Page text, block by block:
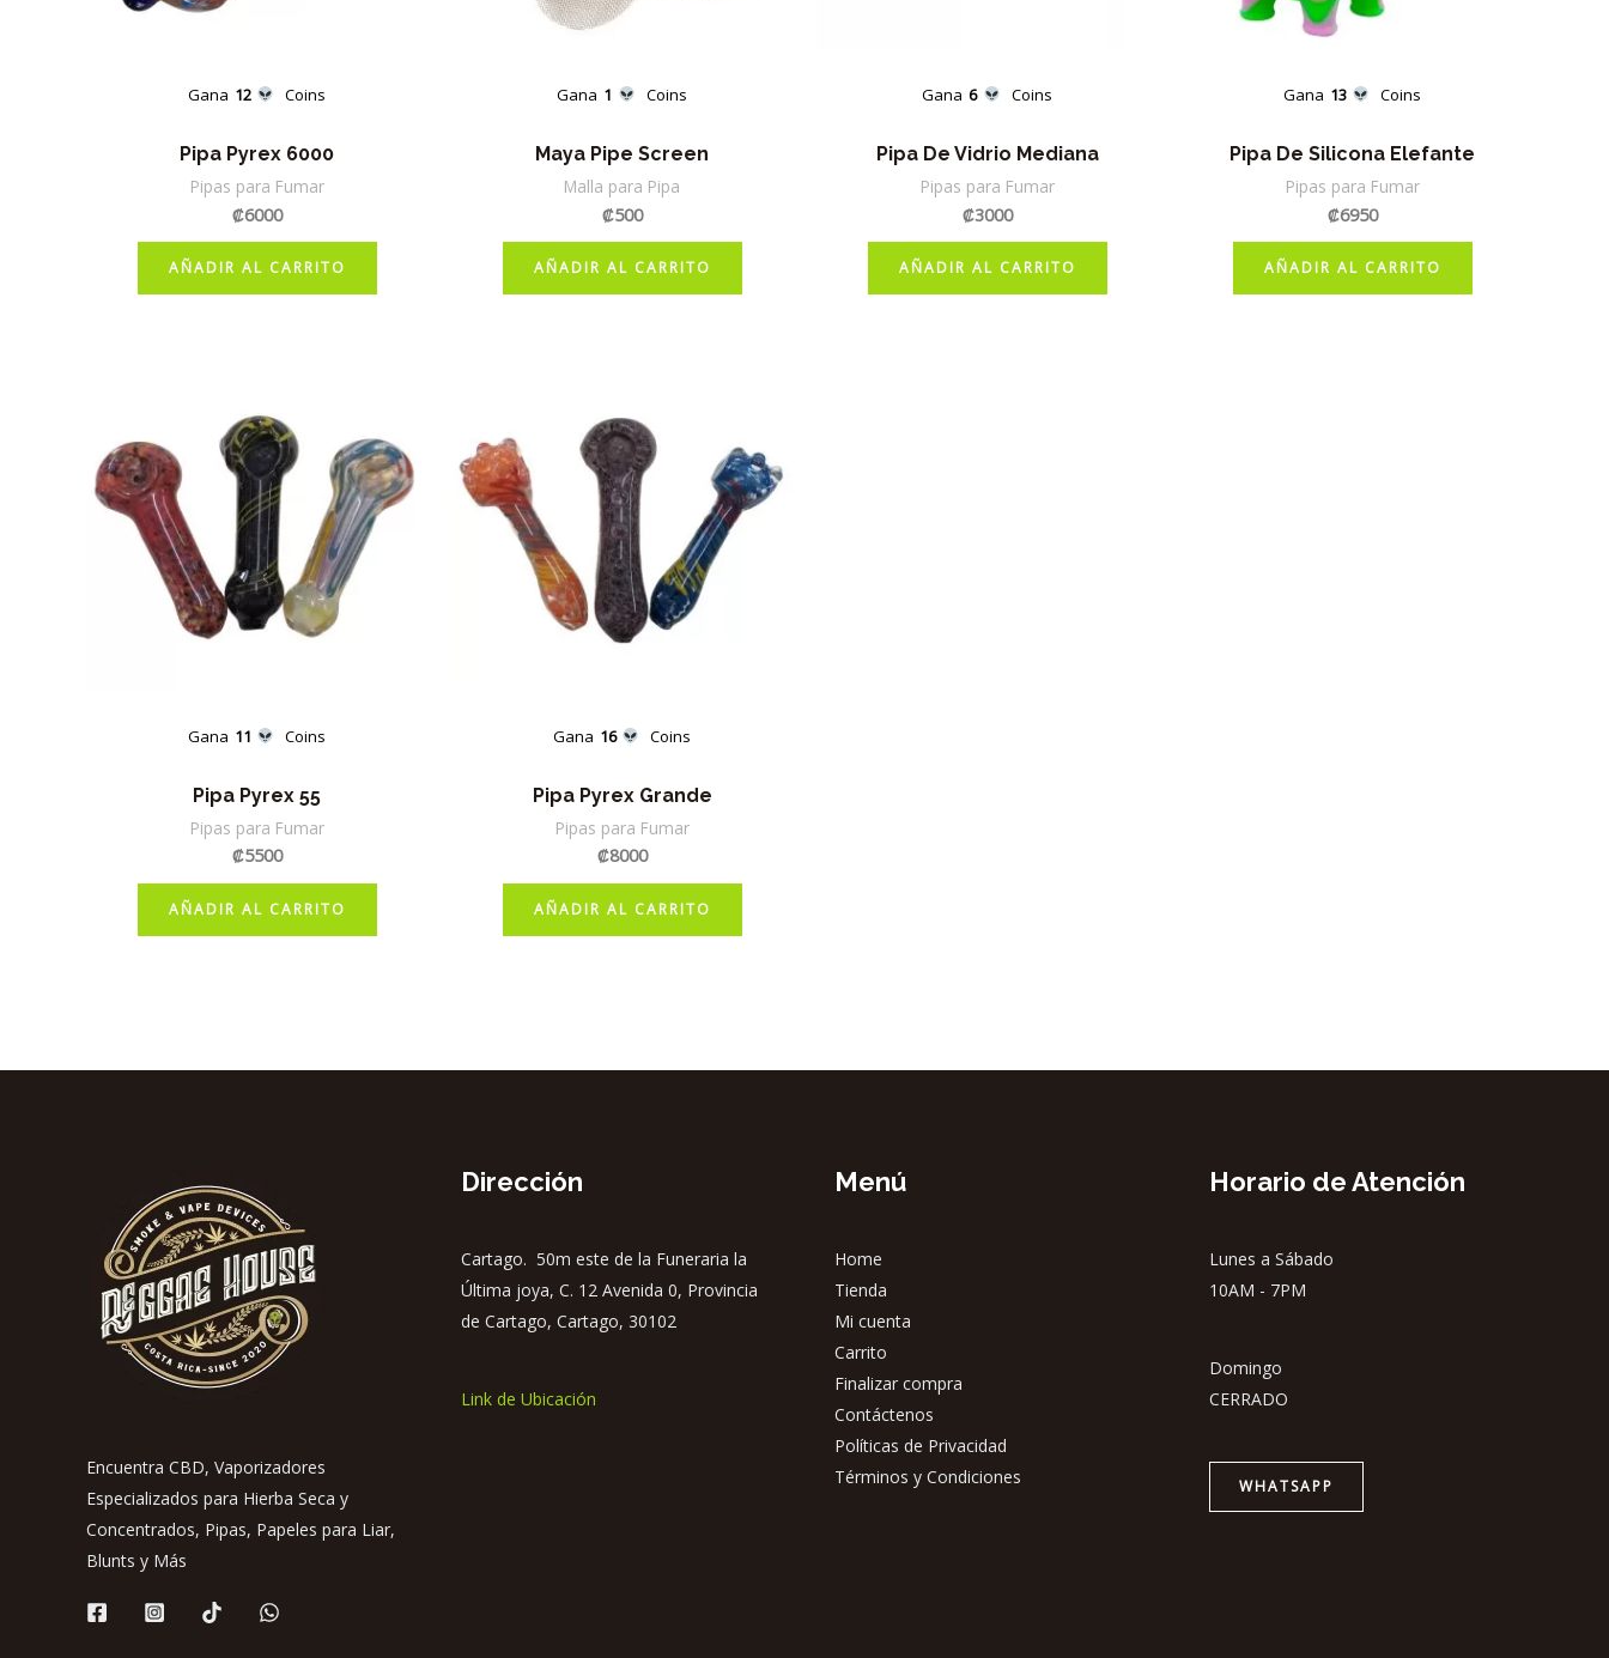
Gana 12 Coins
Pipa Pyrex 6000
Pipas para Fumar
₡6000
AÑADIR AL CARRITO
Gana 1 Coins
Maya Pipe Screen
Malla para Pipa
₡500
AÑADIR AL CARRITO
Gana 6 Coins
Pipa De Vidrio Mediana
Pipas para Fumar
₡3000
AÑADIR AL CARRITO
Gana 13 Coins
Pipa De Silicona Elefante
Pipas para Fumar
₡6950
AÑADIR AL CARRITO
Gana 11 Coins
Pipa Pyrex 55
Pipas para Fumar
₡5500
AÑADIR AL CARRITO
Gana 16 Coins
Pipa Pyrex Grande
Pipas para Fumar
₡8000
AÑADIR AL CARRITO
Encuentra CBD, Vaporizadores
Especializados para Hierba Seca y
Concentrados, Pipas, Papeles para Liar,
Blunts y Más
Dirección
Cartago. 50m este de la Funeraria la
Última joya, C. 12 Avenida 0, Provincia
de Cartago, Cartago, 30102
Link de Ubicación
Menú
Home
Tienda
Mi cuenta
Carrito
Finalizar compra
Contáctenos
Políticas de Privacidad
Términos y Condiciones
Horario de Atención
Lunes a Sábado
10AM - 7PM
Domingo
CERRADO
WHATSAPP